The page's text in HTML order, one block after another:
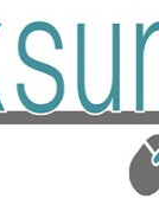
Sona Doğru.